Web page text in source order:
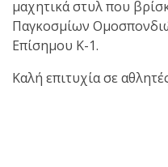
Με μεγάλη
επιτυχία
μαχητικά στυλ που
Παγκοσμίων
Επίσημου Κ-1.
Καλή επιτυχία σε